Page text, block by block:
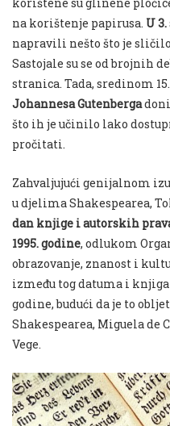
na korištenje papirusa. U
napravili nešto što je
Sastojale su se od brojnih
stranica. Tada, sredinom
Johannesa Gutenberga
što ih je učinilo lako
pročitati.
Zahvaljujući genijalnom
u djelima Shakespearea,
dan knjige i autorskih
1995. godine, odlukom
obrazovanje, znanost i
između tog datuma i knjiga
godine, budući da je to
Shakespearea, Miguela de
Vege.